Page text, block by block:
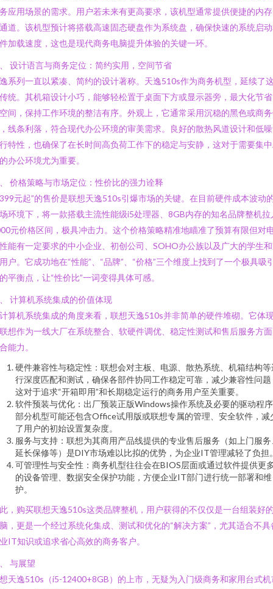
应用场景的需求。用户若未来有更高要求，该机型通常提供便捷的内
道。该机型预计将搭载高速固态硬盘作为系统盘，确保快速的系统启
加载速度，这也是现代商务电脑提升体验的关键一环。
设计语言与商务定位：简约实用，空间节省
系列一直以紧凑、简约的设计著称。天逸510s作为商务机型，延续了
统。其机箱设计小巧，能够轻松置于桌面下方或显示器旁，最大化节
间，保持工作环境的整洁有序。外观上，它通常采用沉稳的黑色或商
线条利落，符合现代办公环境的审美需求。良好的散热风道设计和低
特性，也确保了在长时间高负荷工作下的稳定与安静，这对于需要集
办公环境尤为重要。
价格策略与市场定位：性价比的强力诠释
元起”的售价是联想天逸510s引爆市场的关键。在目前硬件成本波动
环境下，将一款搭载主流性能级i5处理器、8GB内存的知名品牌整机拉
元价格区间，极具冲击力。这个价格策略精准地瞄准了预算有限但对
能有一定要求的中小企业、初创公司、SOHO办公族以及广大的学生
户。它成功地在“性能”、“品牌”、“价格”三个维度上找到了一个极具吸
平衡点，让“性价比”一词变得具体可感。
计算机系统集成的价值体现
算机系统集成的角度来看，联想天逸510s并非简单的硬件堆砌。它体
想作为一线大厂在系统整合、软硬件调优、稳定性测试和售后服务方
能力。
硬件兼容性与稳定性：联想会对主板、电源、散热系统、机箱结构等
行深度匹配和测试，确保各部件协同工作稳定可靠，减少兼容性问题
这对于追求“开箱即用”和长期稳定运行的商务用户至关重要。
软件预装与优化：出厂预装正版Windows操作系统及必要的驱动程
部分机型可能还包含Office试用版或联想专属的管理、安全软件，减
了用户的初始设置复杂度。
服务与支持：联想为其商用产品线提供的专业售后服务（如上门服务
延长保修等）是DIY市场难以比拟的优势，为企业IT管理减轻了负担
可管理性与安全性：商务机型往往会在BIOS层面或通过软件提供更
的设备管理、数据安全保护功能，方便企业IT部门进行统一部署和维
护。
，购买联想天逸510s这类品牌整机，用户获得的不仅仅是一台组装好
，更是一个经过系统化集成、测试和优化的“解决方案”，尤其适合不具
IT知识或追求省心高效的商务客户。
与展望
天逸510s（i5-12400+8GB）的上市，无疑为入门级商务和家用台式机